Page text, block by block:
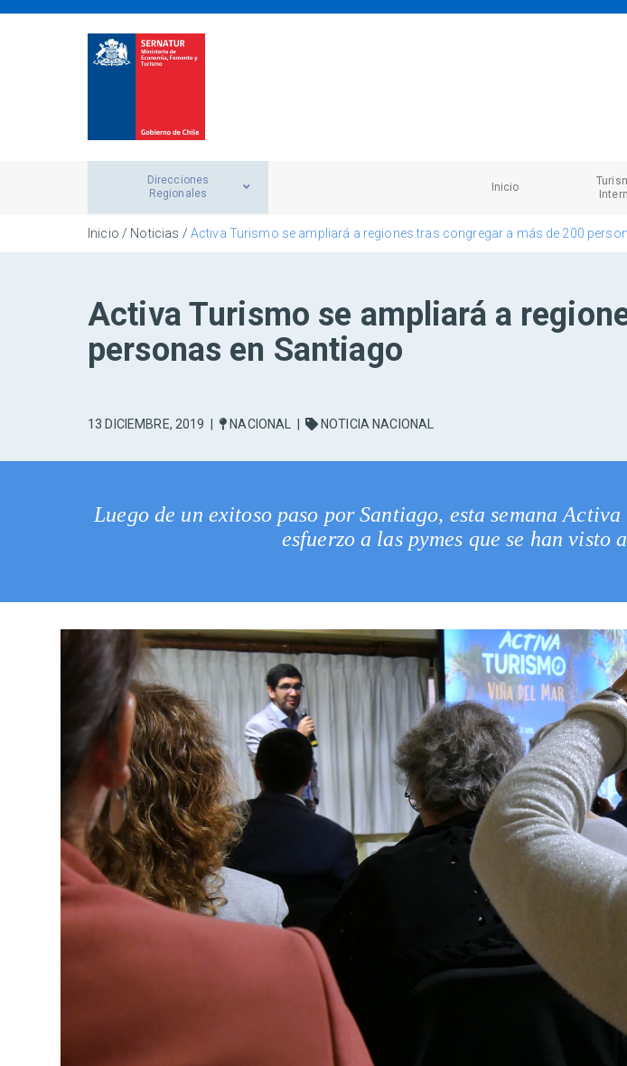
Direcciones
Regionales
Inicio
Inicio / Noticias / Activa Turismo se ampliará a regiones tras congregar a más de 200
Activa Turismo se ampliará a
personas en Santiago
13 DICIEMBRE, 2019 NACIONAL NOTICIA NACIONAL
Luego de un exitoso paso por Santiago, esta semana
esfuerzo a las pymes que se han